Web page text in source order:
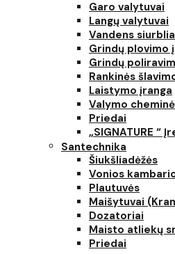
Garo valytuvai
Langų valytuvai
Vandens
Grindų plovimo
Grindų
Rankinės
Laistymo įranga
Valymo
Priedai
„SIGNATURE “
Santechnika
Šiukšliadėžės
Vonios
Plautuvės
Maišytuvai
Dozatoriai
Maisto atliekų
Priedai